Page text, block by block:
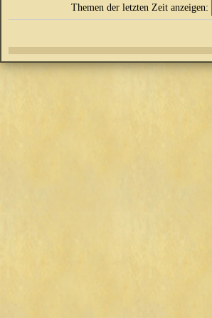
Themen der letzten Zeit anzeigen: